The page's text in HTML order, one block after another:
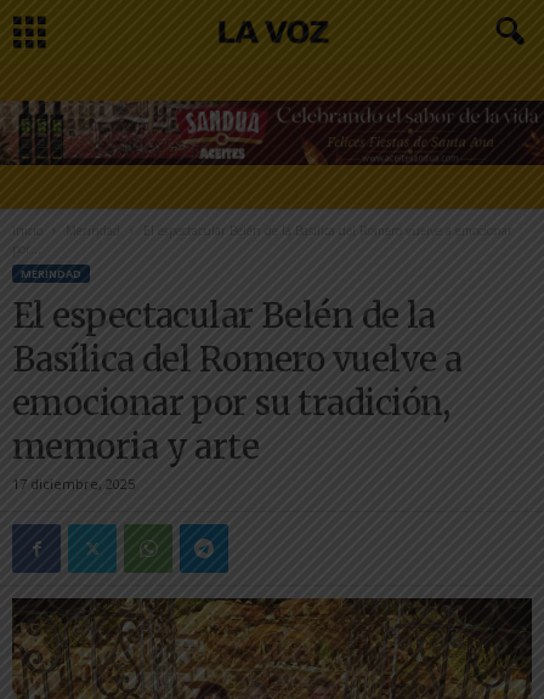
Inicio
El espectacular Belén de la Basílica del Romero vuelve a emocionar
MERINDAD
El espectacular Belén de la
Basílica del Romero vuelve a
emocionar por su tradición,
memoria y arte
17 diciembre, 2025